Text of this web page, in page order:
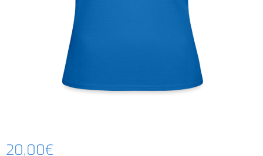
20,00€